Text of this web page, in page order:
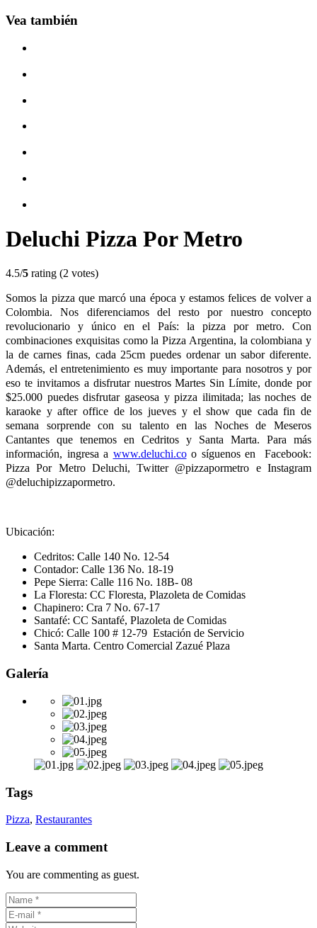
Vea también
Deluchi Pizza Por Metro
4.5/5 rating (2 votes)
Somos la pizza que marcó una época y estamos felices de volver a
Colombia. Nos diferenciamos del resto por nuestro concepto
revolucionario y único en el País: la pizza por metro. Con
combinaciones exquisitas como la Pizza Argentina, la colombiana y
la de carnes finas, cada 25cm puedes ordenar un sabor diferente.
Además, el entretenimiento es muy importante para nosotros y por
eso te invitamos a disfrutar nuestros Martes Sin Límite, donde por
$25.000 puedes disfrutar gaseosa y pizza ilimitada; las noches de
karaoke y after office de los jueves y el show que cada fin de
semana sorprende con su talento en las Noches de Meseros
Cantantes que tenemos en Cedritos y Santa Marta. Para más
información, ingresa a www.deluchi.coo síguenos en Facebook:
Pizza Por Metro Deluchi, Twitter @pizzapormetro e Instagram
@deluchipizzapormetro.
Ubicación:
Cedritos: Calle 140 No. 12-54
Contador: Calle 136 No. 18-19
Pepe Sierra: Calle 116 No. 18B- 08
La Floresta: CC Floresta, Plazoleta de Comidas
Chapinero: Cra 7 No. 67-17
Santafé: CC Santafé, Plazoleta de Comidas
Chicó: Calle 100 # 12-79 Estación de Servicio
Santa Marta. Centro Comercial Zazué Plaza
Galería
Tags
Pizza, Restaurantes
Leave a comment
You are commenting as guest.